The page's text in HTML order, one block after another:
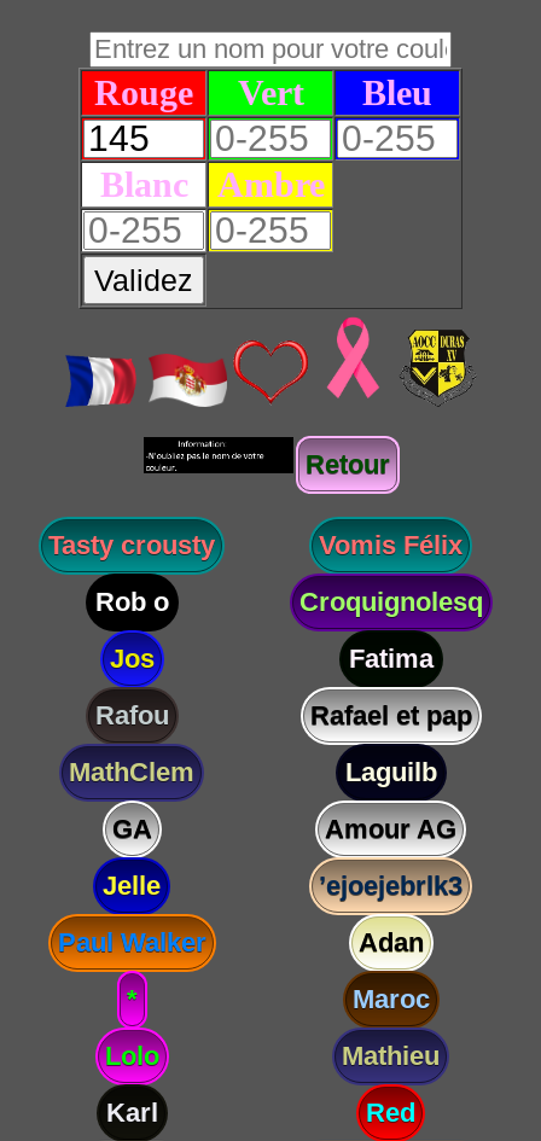
Rouge Vert Bleu
Blanc Ambre
Validez
Retour
Tasty crousty
Vomis Félix
Rob o
Croquignolesq
Jos
Fatima
Rafou
Rafael et pap
MathClem
Laguilb
GA
Amour AG
Jelle
’ejoejebrlk3
Paul Walker
Adan
*
Maroc
Lolo
Mathieu
Karl
Red